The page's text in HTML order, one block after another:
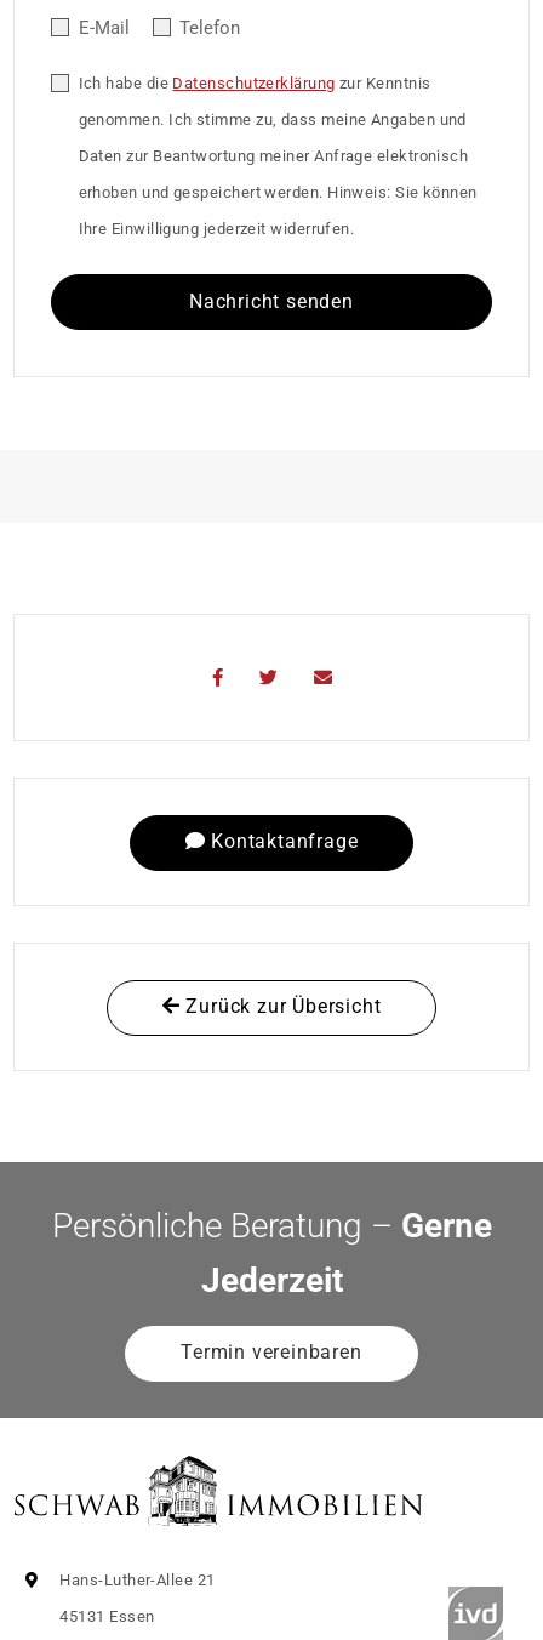
E-Mail
Telefon
Ich habe die Datenschutzerklärung zur Kenntnis
genommen. Ich stimme zu, dass meine Angaben und
Daten zur Beantwortung meiner Anfrage elektronisch
erhoben und gespeichert werden. Hinweis: Sie können
Ihre Einwilligung jederzeit widerrufen.
Nachricht senden
Kontaktanfrage
Zurück zur Übersicht
Persönliche Beratung – Gerne
Jederzeit
Termin vereinbaren
Hans-Luther-Allee 21
45131 Essen